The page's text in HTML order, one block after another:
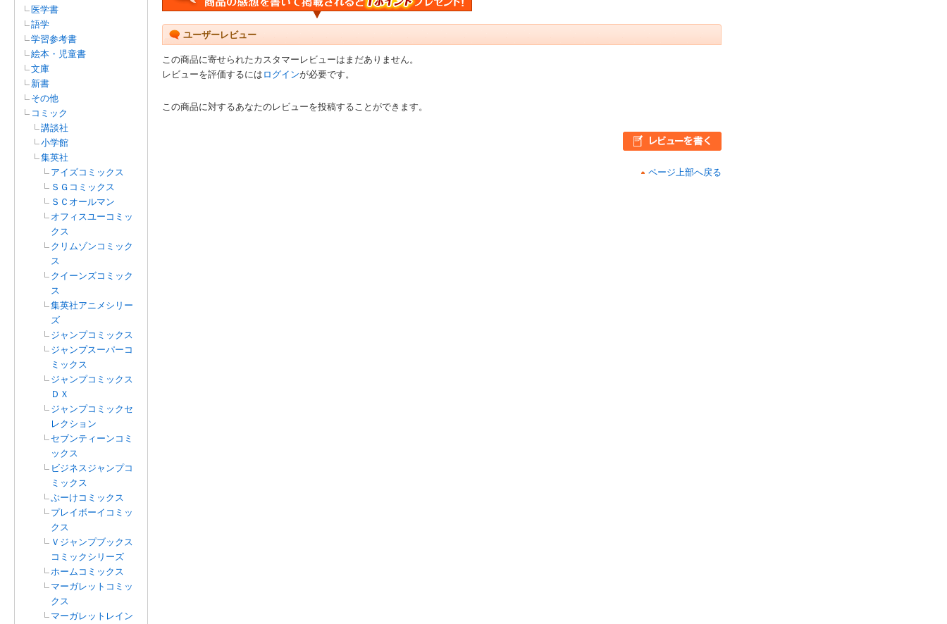
医学書
語学
学習参考書
絵本・児童書
文庫
新書
その他
コミック
講談社
小学館
集英社
アイズコミックス
ＳＧコミックス
ＳＣオールマン
オフィスユーコミッ
クス
クリムゾンコミック
ス
クイーンズコミック
ス
集英社アニメシリー
ズ
ジャンプコミックス
ジャンプスーパーコ
ミックス
ジャンプコミックス
ＤＸ
ジャンプコミックセ
レクション
セブンティーンコミ
ックス
ビジネスジャンプコ
ミックス
ぶーけコミックス
プレイボーイコミッ
クス
Ｖジャンプブックス
コミックシリーズ
ホームコミックス
マーガレットコミッ
クス
マーガレットレイン
ユーザーレビュー
この商品に寄せられたカスタマーレビューはまだありません。
レビューを評価するには ログインが必要です。
この商品に対するあなたのレビューを投稿することができます。
ページ上部へ戻る